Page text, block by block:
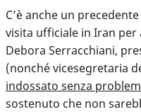
C’è anche un
visita ufficiale in Iran
Debora Serracchiani,
(nonché vicesegretaria
indossato senza
sostenuto che non